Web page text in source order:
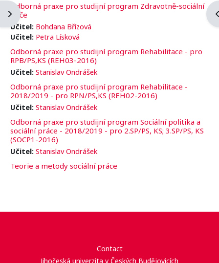
Ouvrir le tiroir des blocs
Odborná praxe pro studijní program Zdravotně-sociální
péče
Učitel: Bohdana Břízová
Učitel: Petra Lísková
Odborná praxe pro studijní program Rehabilitace - pro
RPB/PS,KS (REH03-2016)
Učitel: Stanislav Ondrášek
Odborná praxe pro studijní program Rehabilitace -
2018/2019 - pro RPN/PS,KS (REH02-2016)
Učitel: Stanislav Ondrášek
Odborná praxe pro studijní program Sociální politika a
sociální práce - 2018/2019 - pro 2.SP/PS, KS; 3.SP/PS, KS
(SOCP1-2016)
Učitel: Stanislav Ondrášek
Teorie a metody sociální práce
Contact
Jihočeská univerzita v Českých Budějovicích